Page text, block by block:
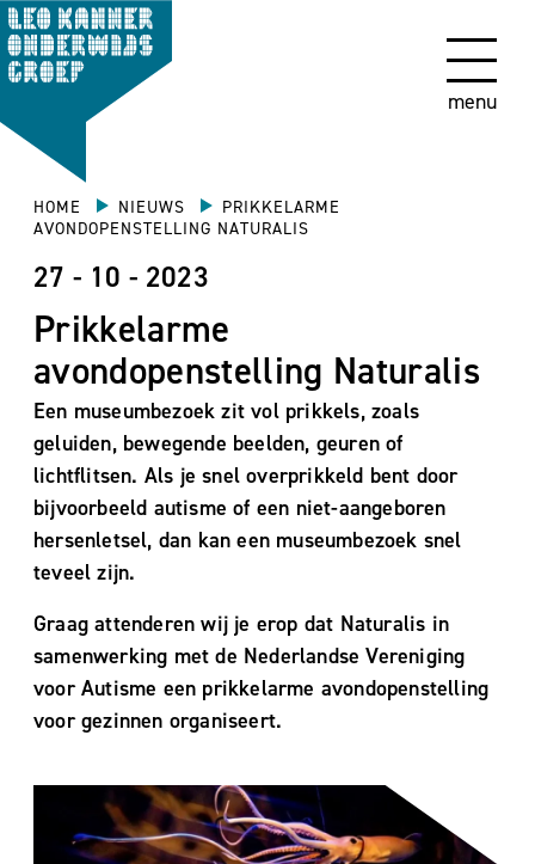
menu
HOME NIEUWS
PRIKKELARME
AVONDOPENSTELLING NATURALIS
27 - 10 - 2023
Prikkelarme
avondopenstelling Naturalis
Een museumbezoek zit vol prikkels, zoals
geluiden, bewegende beelden, geuren of
lichtflitsen. Als je snel overprikkeld bent door
bijvoorbeeld autisme of een niet-aangeboren
hersenletsel, dan kan een museumbezoek snel
teveel zijn.
Graag attenderen wij je erop dat Naturalis in
samenwerking met de Nederlandse Vereniging
voor Autisme een prikkelarme avondopenstelling
voor gezinnen organiseert.